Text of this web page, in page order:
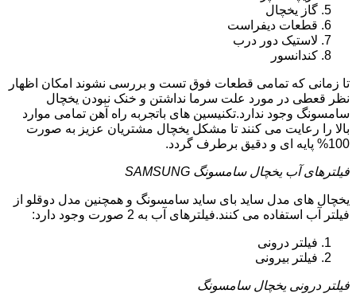
گاز یخچال
قطعات دیفراست
لاستیک دور درب
کندانسور
تا زمانی که تمامی قطعات فوق تست و بررسی نشوند امکان اظهار
نظر قعطی در مورد علت سرما نداشتن و خنک نبودن یخچال
سامسونگ وجود ندارد.تکنیسین های باتجربه راه آهن تمامی موارد
بالا را رعایت می کنند تا مشکل یخچال مشتریان عزیز به صورت
100% پایه ای و دقیق برطرف گردد.
فیلترهای آب یخچال سامسونگ SAMSUNG
یخچال های مدل ساید بای ساید سامسونگ و همچنین مدل دوقلو از
فیلتر آب استفاده می کنند.فیلترهای آب به 2 صورت وجود دارد:
فیلتر درونی
فیلتر بیرونی
فیلتر درونی یخچال سامسونگ